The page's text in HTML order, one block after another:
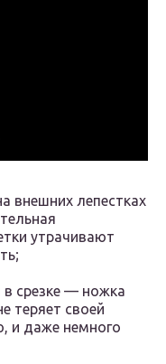
внешних лепестках
утрачивают
в срезке — ножка
теряет своей
и даже немного